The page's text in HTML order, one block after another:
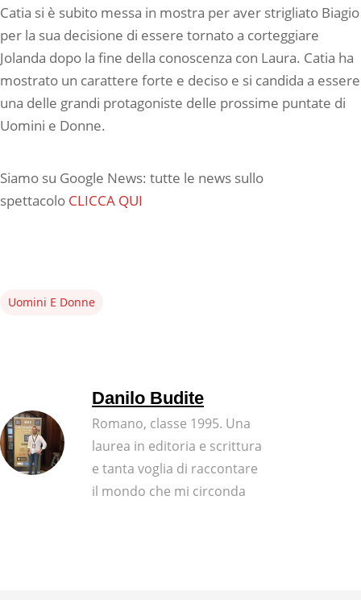
Catia si è subito messa in mostra per aver strigliato Biagio
per la sua decisione di essere tornato a corteggiare
Jolanda dopo la fine della conoscenza con Laura. Catia ha
mostrato un carattere forte e deciso e si candida a essere
una delle grandi protagoniste delle prossime puntate di
Uomini e Donne.
Siamo su Google News: tutte le news sullo
spettacolo CLICCA QUI
Uomini E Donne
Danilo Budite
Romano, classe 1995. Una
laurea in editoria e scrittura
e tanta voglia di raccontare
il mondo che mi circonda